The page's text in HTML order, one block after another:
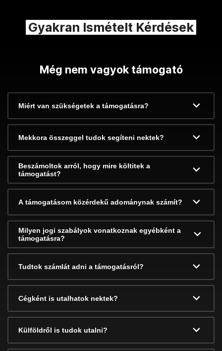
Gyakran Ismételt Kérdések
Még nem vagyok támogató
Miért van szükségetek a támogatásra?
Mekkora összeggel tudok segíteni nektek?
Beszámoltok arról, hogy mire költitek a
támogatást?
A támogatásom közérdekű adománynak számít?
Milyen jogi szabályok vonatkoznak egyébként a
támogatásra?
Tudtok számlát adni a támogatásról?
Cégként is utalhatok nektek?
Külföldről is tudok utalni?